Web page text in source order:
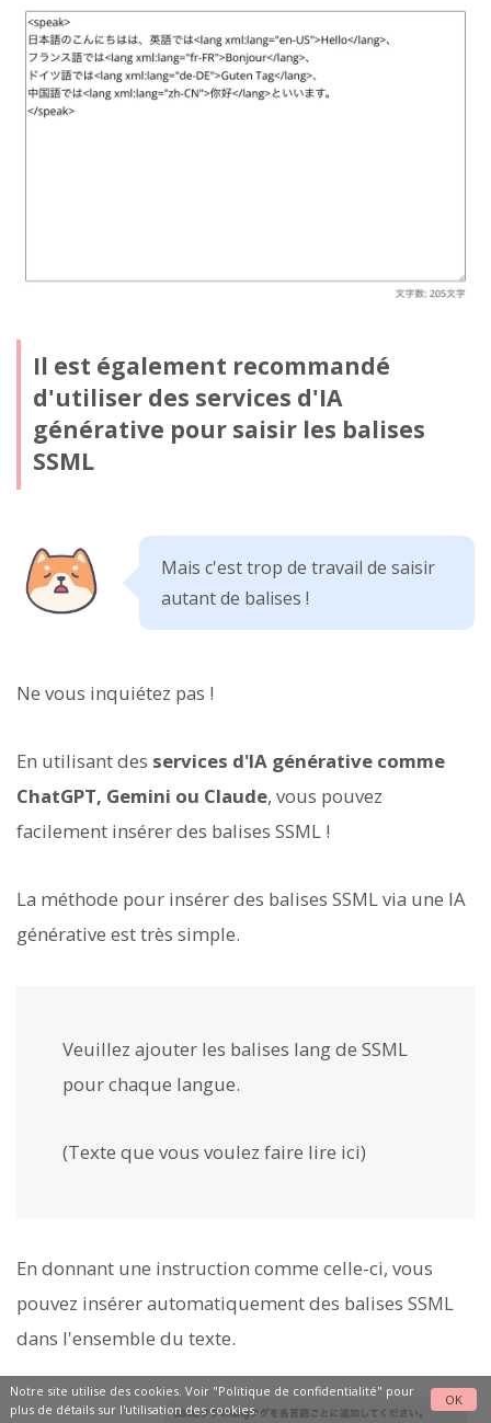
Il est également recommandé
d'utiliser des services d'IA
générative pour saisir les balises
SSML
Mais c'est trop de travail de saisir
autant de balises !
Ne vous inquiétez pas !
En utilisant des services d'IA générative comme
ChatGPT, Gemini ou Claude, vous pouvez
facilement insérer des balises SSML !
La méthode pour insérer des balises SSML via une IA
générative est très simple.
Veuillez ajouter les balises lang de SSML
pour chaque langue.
(Texte que vous voulez faire lire ici)
En donnant une instruction comme celle-ci, vous
pouvez insérer automatiquement des balises SSML
dans l'ensemble du texte.
Notre site utilise des cookies. Voir "Politique de confidentialité" pour
plus de détails sur l'utilisation des cookies.
OK